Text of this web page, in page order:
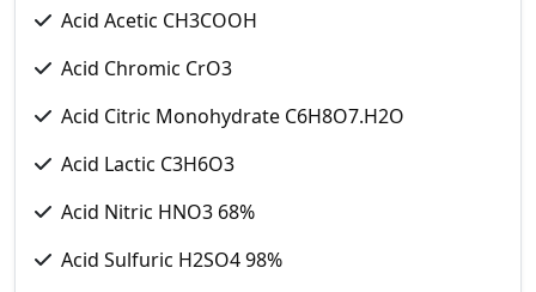
Acid Acetic CH3COOH
Acid Chromic CrO3
Acid Citric Monohydrate C6H8O7.H2O
Acid Lactic C3H6O3
Acid Nitric HNO3 68%
Acid Sulfuric H2SO4 98%